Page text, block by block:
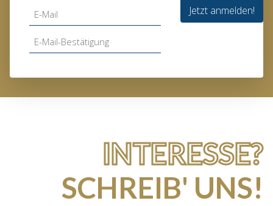
Jetzt anmelden!
INTERESSE?
SCHREIB' UNS!